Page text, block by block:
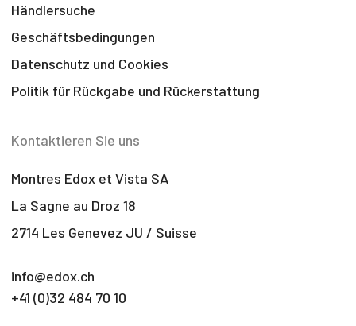
Händlersuche
Geschäftsbedingungen
Datenschutz und Cookies
Politik für Rückgabe und Rückerstattung
Kontaktieren Sie uns
Montres Edox et Vista SA
La Sagne au Droz 18
2714 Les Genevez JU / Suisse
info@edox.ch
+41 (0)32 484 70 10